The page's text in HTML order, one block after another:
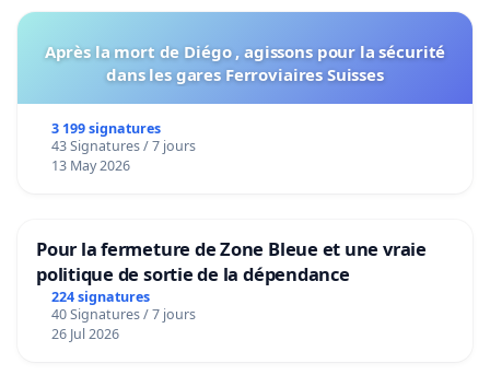
Après la mort de Diégo , agissons pour la sécurité
dans les gares Ferroviaires Suisses
3 199 signatures
43 Signatures / 7 jours
13 May 2026
Pour la fermeture de Zone Bleue et une vraie
politique de sortie de la dépendance
224 signatures
40 Signatures / 7 jours
26 Jul 2026